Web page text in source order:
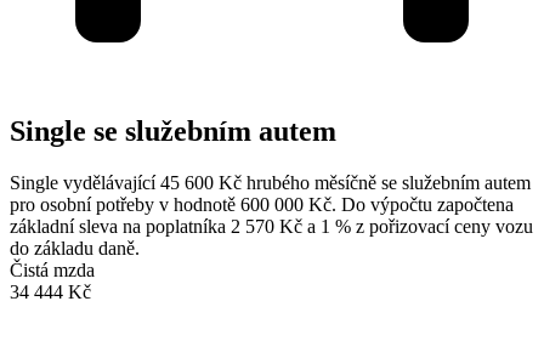
Single se služebním autem
Single vydělávající 45 600 Kč hrubého měsíčně se služebním autem
pro osobní potřeby v hodnotě 600 000 Kč. Do výpočtu započtena
základní sleva na poplatníka 2 570 Kč a 1 % z pořizovací ceny vozu
do základu daně.
Čistá mzda
34 444 Kč